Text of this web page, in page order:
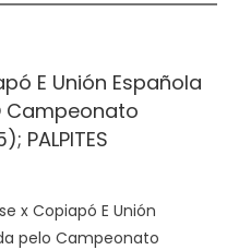
E Unión Española
Campeonato
PALPITES
x Copiapó E Unión
pelo Campeonato